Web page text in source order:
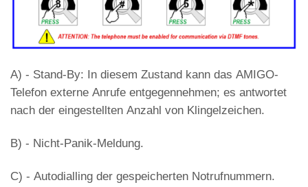
A) - Stand-By: In diesem Zustand kann das AMIGO-
Telefon externe Anrufe entgegennehmen; es antwortet
nach der eingestellten Anzahl von Klingelzeichen.
B) - Nicht-Panik-Meldung.
C) - Autodialling der gespeicherten Notrufnummern.